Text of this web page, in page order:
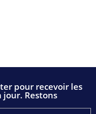
pour recevoir les
Restons